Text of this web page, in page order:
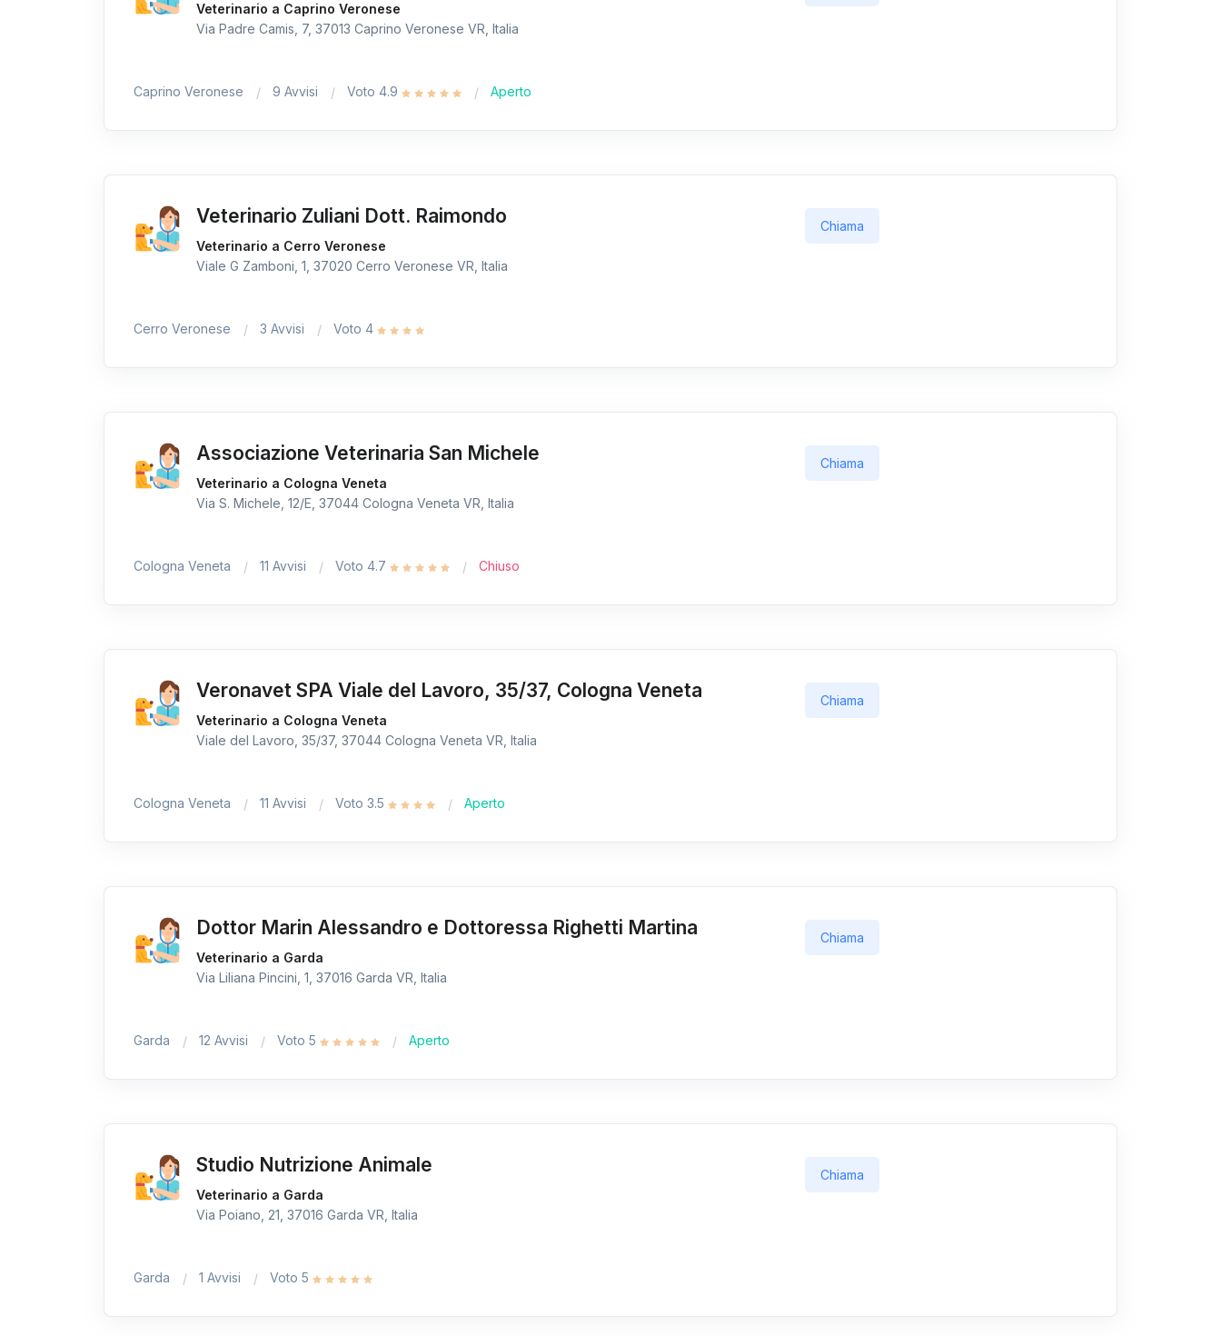
Veterinario a Caprino Veronese
Via Padre Camis, 7, 37013 Caprino Veronese VR, Italia
Caprino Veronese 9 Avvisi Voto 4.9 Aperto
Veterinario Zuliani Dott. Raimondo
Veterinario a Cerro Veronese
Viale G Zamboni, 1, 37020 Cerro Veronese VR, Italia
Chiama
Cerro Veronese 3 Avvisi Voto 4
Associazione Veterinaria San Michele
Veterinario a Cologna Veneta
Via S. Michele, 12/E, 37044 Cologna Veneta VR, Italia
Chiama
Cologna Veneta 11 Avvisi Voto 4.7 Chiuso
Veronavet SPA Viale del Lavoro, 35/37, Cologna Veneta
Veterinario a Cologna Veneta
Viale del Lavoro, 35/37, 37044 Cologna Veneta VR, Italia
Chiama
Cologna Veneta 11 Avvisi Voto 3.5 Aperto
Dottor Marin Alessandro e Dottoressa Righetti Martina
Veterinario a Garda
Via Liliana Pincini, 1, 37016 Garda VR, Italia
Chiama
Garda 12 Avvisi Voto 5 Aperto
Studio Nutrizione Animale
Veterinario a Garda
Via Poiano, 21, 37016 Garda VR, Italia
Chiama
Garda 1 Avvisi Voto 5